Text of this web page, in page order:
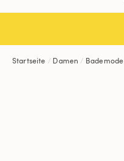
Startseite Damen Bademode